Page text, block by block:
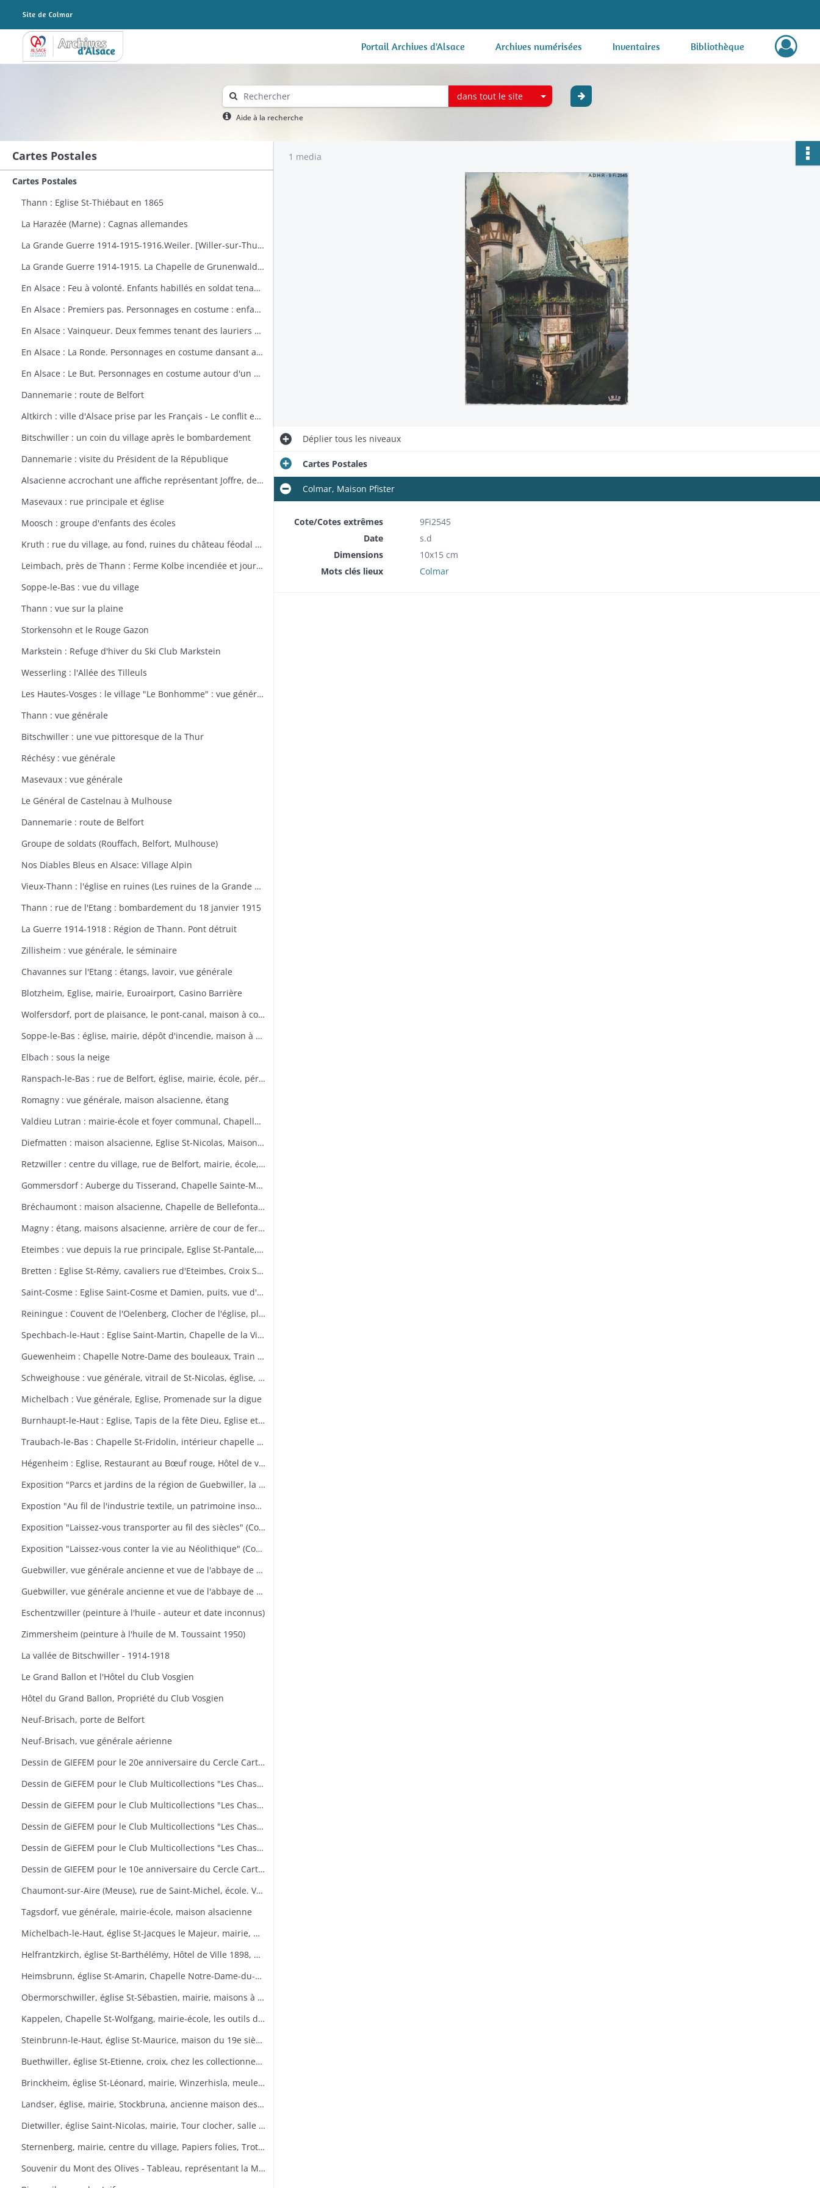
Archives Alsace - Colmar Portail Archives d'Alsace Archives numérisées Inventaires Bibliothèque
dans tout le site
Aide à la recherche
Cartes Postales
Cartes Postales
Thann : Eglise St-Thiébaut en 1865
La Harazée (Marne) : Cagnas allemandes
La Grande Guerre 1914-1915-1916.Weiler. [Willer-sur-Thur] : vue générale
La Grande Guerre 1914-1915. La Chapelle de Grunenwald près de Uderdersept habillés en soldat tenant un fusil. Dessin par Delalain.
En Alsace : Feu à volonté. Enfants habillés en soldat tenant un fusil. Dessin par Delalain.
En Alsace : Premiers pas. Personnages en costume : enfant allant vers le drapeau français. Dessin par Delalain.
En Alsace : Vainqueur. Deux femmes tenant des lauriers et un homme en costume. Dessin par Delalain.
En Alsace : La Ronde. Personnages en costume dansant autour du drapeau français. Dessin par Delalain.
En Alsace : Le But. Personnages en costume autour d'un drapeau français. Dessin par Delalain
Dannemarie : route de Belfort
Altkirch : ville d'Alsace prise par les Français - Le conflit européen en 1914
Bitschwiller : un coin du village après le bombardement
Dannemarie : visite du Président de la République
Alsacienne accrochant une affiche représentant Joffre, dessin de Th. CROY
Masevaux : rue principale et église
Moosch : groupe d'enfants des écoles
Kruth : rue du village, au fond, ruines du château féodal de Wildenstein
Leimbach, près de Thann : Ferme Kolbe incendiée et journellement bombardée avec les dépendances en ruines
Soppe-le-Bas : vue du village
Thann : vue sur la plaine
Storkensohn et le Rouge Gazon
Markstein : Refuge d'hiver du Ski Club Markstein
Wesserling : l'Allée des Tilleuls
Les Hautes-Vosges : le village "Le Bonhomme" : vue générale
Thann : vue générale
Bitschwiller : une vue pittoresque de la Thur
Réchésy : vue générale
Masevaux : vue générale
Le Général de Castelnau à Mulhouse
Dannemarie : route de Belfort
Groupe de soldats (Rouffach, Belfort, Mulhouse)
Nos Diables Bleus en Alsace: Village Alpin
Vieux-Thann : l'église en ruines (Les ruines de la Grande Guerre)
Thann : rue de l'Etang : bombardement du 18 janvier 1915
La Guerre 1914-1918 : Région de Thann. Pont détruit
Zillisheim : vue générale, le séminaire
Chavannes sur l'Etang : étangs, lavoir, vue générale
Blotzheim, Eglise, mairie, Euroairport, Casino Barrière
Wolfersdorf, port de plaisance, le pont-canal, maison à colombages
Soppe-le-Bas : église, mairie, dépôt d'incendie, maison à colombages
Elbach : sous la neige
Ranspach-le-Bas : rue de Belfort, église, mairie, école, périscolaire, platanes plantés sous Napoléon
Romagny : vue générale, maison alsacienne, étang
Valdieu Lutran : mairie-école et foyer communal, Chapelle Notre Dame de la Pitié, calvaire, échelle d'écluses sens Valdieu-Retzwiller
Diefmatten : maison alsacienne, Eglise St-Nicolas, Maison natale Barthélémy Gross
Retzwiller : centre du village, rue de Belfort, mairie, école, décors floraux
Gommersdorf : Auberge du Tisserand, Chapelle Sainte-Marguerite, Calvaire rue des Tilleuls
Bréchaumont : maison alsacienne, Chapelle de Bellefontaine, rue de l'église, M.A.R.P.A. (Maison d'accueil rurale pour personne âgées)
Magny : étang, maisons alsacienne, arrière de cour de ferme
Eteimbes : vue depuis la rue principale, Eglise St-Pantale, maison alsacienne
Bretten : Eglise St-Rémy, cavaliers rue d'Eteimbes, Croix St-Eloi
Saint-Cosme : Eglise Saint-Cosme et Damien, puits, vue d'ensemble, ancien presbytère, mairie
Reiningue : Couvent de l'Oelenberg, Clocher de l'église, plan d'eau, cour de ferme
Spechbach-le-Haut : Eglise Saint-Martin, Chapelle de la Vierge, Christ du dimanche des rameaux sur l'âne, Vierge de la Pitié
Guewenheim : Chapelle Notre-Dame des bouleaux, Train de la Doller, lavoir, pierre borne, mur cimetière, Calvaire 1857 avec décorations florales
Schweighouse : vue générale, vitrail de St-Nicolas, église, la Doller
Michelbach : Vue générale, Eglise, Promenade sur la digue
Burnhaupt-le-Haut : Eglise, Tapis de la fête Dieu, Eglise et école, Office de la fête Dieu
Traubach-le-Bas : Chapelle St-Fridolin, intérieur chapelle et tableau, Ecole, rue principale
Hégenheim : Eglise, Restaurant au Bœuf rouge, Hôtel de ville, décors floraux
Exposition "Parcs et jardins de la région de Guebwiller, la culture d'un patrimoine florissant" (Communauté de Communes de la Région de Guebwiller, du 15 octobre 2010 au 31 janvier 2011)
Expostion "Au fil de l'industrie textile, un patrimoine insoupçonné" (Communauté de Communes de la Région de Guebwiller, du 11 septembre au 30 octobre 2009)
Exposition "Laissez-vous transporter au fil des siècles" (Communauté de Communes de la Région de Guebwiller, du 26 octobre 2012 au 19 janvier 2013)
Exposition "Laissez-vous conter la vie au Néolithique" (Communauté de Communes de la Région de Guebwiller, du 14 octobre 2011 au 26 janvier 2012)
Guebwiller, vue générale ancienne et vue de l'abbaye de Murbach.
Guebwiller, vue générale ancienne et vue de l'abbaye de Murbach.
Eschentzwiller (peinture à l'huile - auteur et date inconnus)
Zimmersheim (peinture à l'huile de M. Toussaint 1950)
La vallée de Bitschwiller - 1914-1918
Le Grand Ballon et l'Hôtel du Club Vosgien
Hôtel du Grand Ballon, Propriété du Club Vosgien
Neuf-Brisach, porte de Belfort
Neuf-Brisach, vue générale aérienne
Dessin de GIEFEM pour le 20e anniversaire du Cercle Cartophile de Thann et de la Vallée de la Thur. 25-26 novembre 2006. carte n° 17
Dessin de GiEFEM pour le Club Multicollections "Les Chasseurs d'Images", Mulhouse. Carte n° 19 : "50 ans de carnaval à Mulhouse
Dessin de GiEFEM pour le Club Multicollections "Les Chasseurs d'Images", Mulhouse. Carte n° 20 : "L'univers de Tintin
Dessin de GiEFEM pour le Club Multicollections "Les Chasseurs d'Images", Mulhouse. Carte n° 17 : "Nounours a Cent ans
Dessin de GiEFEM pour le Club Multicollections "Les Chasseurs d'Images". Mulhouse. Carte n° 15
Dessin de GIEFEM pour le 10e anniversaire du Cercle Cartophile de Thann et de la Vallée de la Thur. Novembre 1997
Chaumont-sur-Aire (Meuse), rue de Saint-Michel, école. Vue d'une carte postale pour l'exposition de cartes postales anciennes (11 octobre 2009)
Tagsdorf, vue générale, mairie-école, maison alsacienne
Michelbach-le-Haut, église St-Jacques le Majeur, mairie, maison 1832, fontaine, fête du pain
Helfrantzkirch, église St-Barthélémy, Hôtel de Ville 1898, maison alsacienne
Heimsbrunn, église St-Amarin, Chapelle Notre-Dame-du-Chêne, Maison Ste-Anne, mairie
Obermorschwiller, église St-Sébastien, mairie, maisons à colombages
Kappelen, Chapelle St-Wolfgang, mairie-école, les outils d'antan, chez le collectionneur de tracteurs
Steinbrunn-le-Haut, église St-Maurice, maison du 19e siècle, vue générale
Buethwiller, église St-Etienne, croix, chez les collectionneurs
Brinckheim, église St-Léonard, mairie, Winzerhisla, meule 1597, moulin
Landser, église, mairie, Stockbruna, ancienne maison des sœurs, Monastère St-Alphonse
Dietwiller, église Saint-Nicolas, mairie, Tour clocher, salle des fêtes
Sternenberg, mairie, centre du village, Papiers folies, Trotta Hisla
Souvenir du Mont des Olives - Tableau, représentant la Mort, à l'entrée du dortoir peint par Père M. Joseph (Baron de Géramb, général autrichien, mort en 1848 comme procurateur des Trappistes).
1 media
Dépliertous les niveaux
Cartes Postales
Colmar, Maison Pfister
Cote/Cotes extrêmes
9Fi2545
Date
s.d
Dimensions
10x15 cm
Mots clés lieux
Colmar